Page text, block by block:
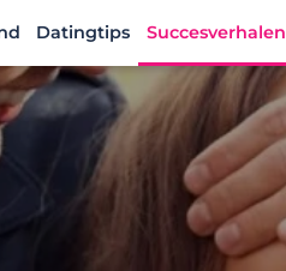
Datingtips Succesverhalen